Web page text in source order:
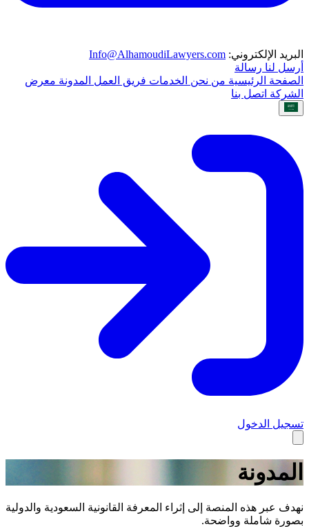
البريد الإلكتروني: Info@AlhamoudiLawyers.com
أرسل لنا رسالة
الصفحة الرئيسية من نحن الخدمات فريق العمل المدونة معرض
الشركة اتصل بنا
تسجيل الدخول
المدونة
نهدف عبر هذه المنصة إلى إثراء المعرفة القانونية السعودية والدولية
بصورة شاملة وواضحة.